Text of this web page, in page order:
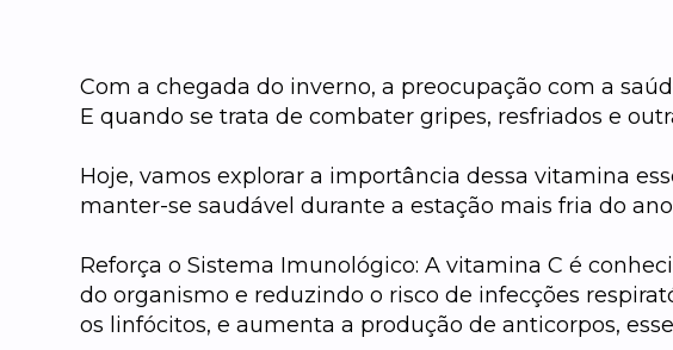
Com a chegada do inverno, a preocupação com a
E quando se trata de combater gripes, resfriados e
Hoje, vamos explorar a importância dessa vitamina
manter-se saudável durante a estação mais fria do
Reforça o Sistema Imunológico: A vitamina C é
do organismo e reduzindo o risco de infecções
os linfócitos, e aumenta a produção de anticorpos,